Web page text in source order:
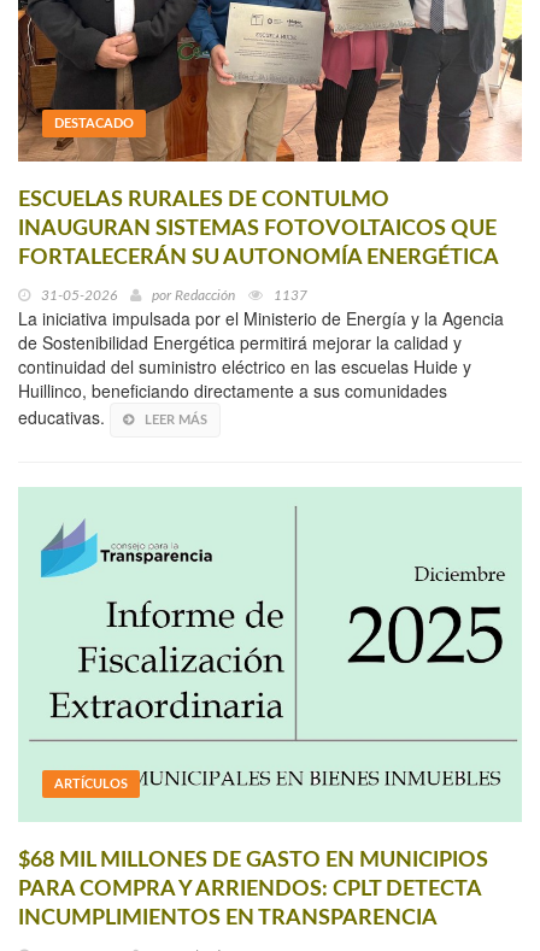
DESTACADO
ESCUELAS RURALES DE CONTULMO
INAUGURAN SISTEMAS FOTOVOLTAICOS QUE
FORTALECERÁN SU AUTONOMÍA ENERGÉTICA
31-05-2026 por Redacción 1137
La iniciativa impulsada por el Ministerio de Energía y la Agencia
de Sostenibilidad Energética permitirá mejorar la calidad y
continuidad del suministro eléctrico en las escuelas Huide y
Huillinco, beneficiando directamente a sus comunidades
educativas.
LEER MÁS
ARTÍCULOS
$68 MIL MILLONES DE GASTO EN MUNICIPIOS
PARA COMPRA Y ARRIENDOS: CPLT DETECTA
INCUMPLIMIENTOS EN TRANSPARENCIA